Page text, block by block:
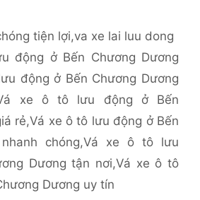
tiện lợi,va xe lai luu dong
động ở Bến Chương Dương
động ở Bến Chương Dương
xe ô tô lưu động ở Bến
rẻ,Vá xe ô tô lưu động ở Bến
chóng,Vá xe ô tô lưu
Dương tận nơi,Vá xe ô tô
Dương uy tín